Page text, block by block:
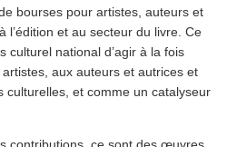
bourses pour artistes, auteurs et
l’édition et au secteur du livre. Ce
culturel national d’agir à la fois
aux auteurs et autrices et
culturelles, et comme un catalyseur
con­tri­bu­tions, ce sont des œuvres